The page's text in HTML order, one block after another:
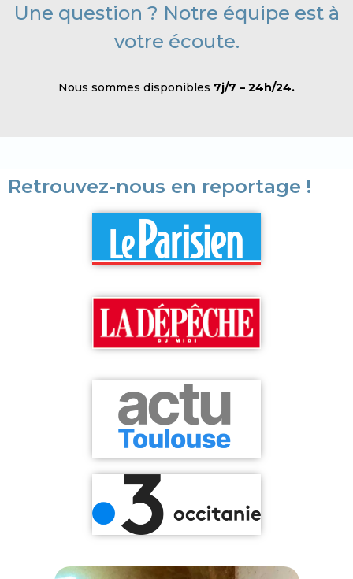
Une question ? Notre équipe est à
votre écoute.
Nous sommes disponibles 7j/7 – 24h/24.
Retrouvez-nous en reportage !